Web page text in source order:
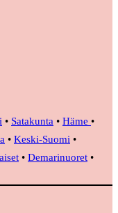
• Satakunta • Häme •
• Keski-Suomi •
• Demarinuoret •